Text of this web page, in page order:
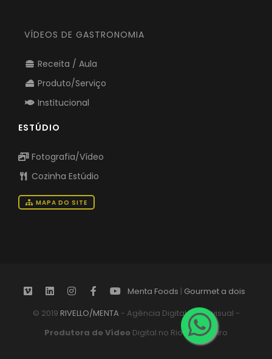
VÍDEOS DE GASTRONOMIA
Receita / Aula
Produto/Serviço
Institucional
Fotografia/Vídeo
Cozinha Estúdio
Menta Foods|Gourmet a dois
© 2019RIVELLO/MENTA- Agência Digital Audiovisual -